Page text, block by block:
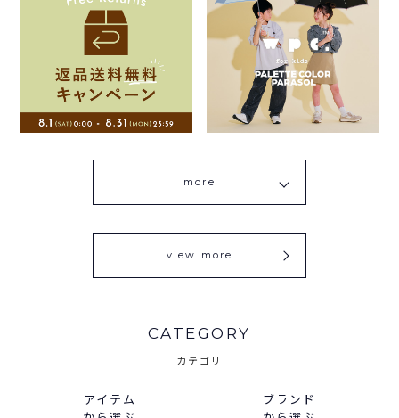
more
view more
CATEGORY
カテゴリ
アイテム
ブランド